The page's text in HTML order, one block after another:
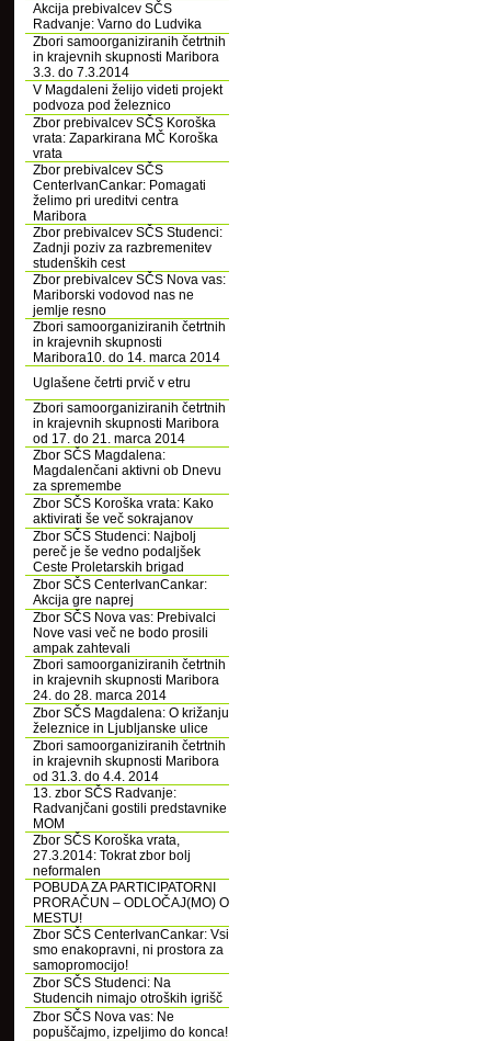
Akcija prebivalcev SČS
Radvanje: Varno do Ludvika
Zbori samoorganiziranih četrtnih
in krajevnih skupnosti Maribora
3.3. do 7.3.2014
V Magdaleni želijo videti projekt
podvoza pod železnico
Zbor prebivalcev SČS Koroška
vrata: Zaparkirana MČ Koroška
vrata
Zbor prebivalcev SČS
CenterIvanCankar: Pomagati
želimo pri ureditvi centra
Maribora
Zbor prebivalcev SČS Studenci:
Zadnji poziv za razbremenitev
studenških cest
Zbor prebivalcev SČS Nova vas:
Mariborski vodovod nas ne
jemlje resno
Zbori samoorganiziranih četrtnih
in krajevnih skupnosti
Maribora10. do 14. marca 2014
Uglašene četrti prvič v etru
Zbori samoorganiziranih četrtnih
in krajevnih skupnosti Maribora
od 17. do 21. marca 2014
Zbor SČS Magdalena:
Magdalenčani aktivni ob Dnevu
za spremembe
Zbor SČS Koroška vrata: Kako
aktivirati še več sokrajanov
Zbor SČS Studenci: Najbolj
pereč je še vedno podaljšek
Ceste Proletarskih brigad
Zbor SČS CenterIvanCankar:
Akcija gre naprej
Zbor SČS Nova vas: Prebivalci
Nove vasi več ne bodo prosili
ampak zahtevali
Zbori samoorganiziranih četrtnih
in krajevnih skupnosti Maribora
24. do 28. marca 2014
Zbor SČS Magdalena: O križanju
železnice in Ljubljanske ulice
Zbori samoorganiziranih četrtnih
in krajevnih skupnosti Maribora
od 31.3. do 4.4. 2014
13. zbor SČS Radvanje:
Radvanjčani gostili predstavnike
MOM
Zbor SČS Koroška vrata,
27.3.2014: Tokrat zbor bolj
neformalen
POBUDA ZA PARTICIPATORNI
PRORAČUN – ODLOČAJ(MO) O
MESTU!
Zbor SČS CenterIvanCankar: Vsi
smo enakopravni, ni prostora za
samopromocijo!
Zbor SČS Studenci: Na
Studencih nimajo otroških igrišč
Zbor SČS Nova vas: Ne
popuščajmo, izpeljimo do konca!